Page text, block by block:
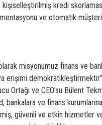
kişiselleştirilmiş kredi
ve otomatik
misyonumuz finans ve
erişimi demokratikleştirmektir”
Ortağı ve CEO’su Bülent
bankalara ve finans
güvenli ve etkin hizmetler